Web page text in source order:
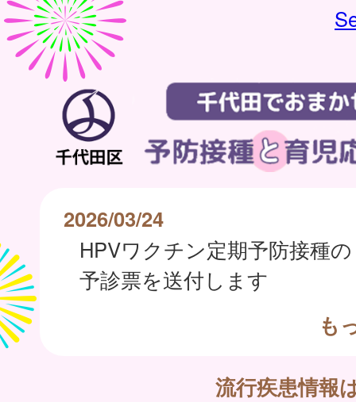
2026/03/24
HPVワクチン定期予防接種の
予診票を送付します
も
流行疾患情報